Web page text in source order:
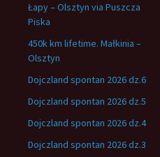
Łapy – Olsztyn via Puszcza
Piska
450k km lifetime. Małkinia –
Olsztyn
Dojczland spontan 2026 dz.6
Dojczland spontan 2026 dz.5
Dojczland spontan 2026 dz.4
Dojczland spontan 2026 dz.3